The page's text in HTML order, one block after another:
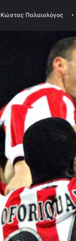
Κώστας Παλαιολόγος